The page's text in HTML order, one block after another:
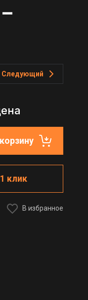
Следующий
клик
В избранное